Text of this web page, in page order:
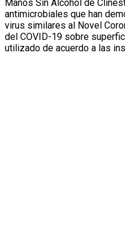
Manos Sin Alcohol de
antimicrobiales que han
virus similares al Novel
del COVID-19 sobre
utilizado de acuerdo a las